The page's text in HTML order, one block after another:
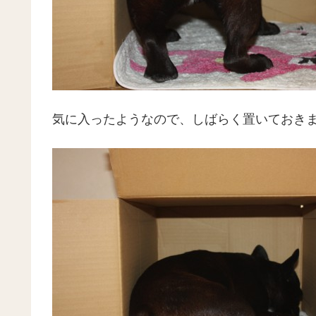
気に入ったようなので、しばらく置いておき